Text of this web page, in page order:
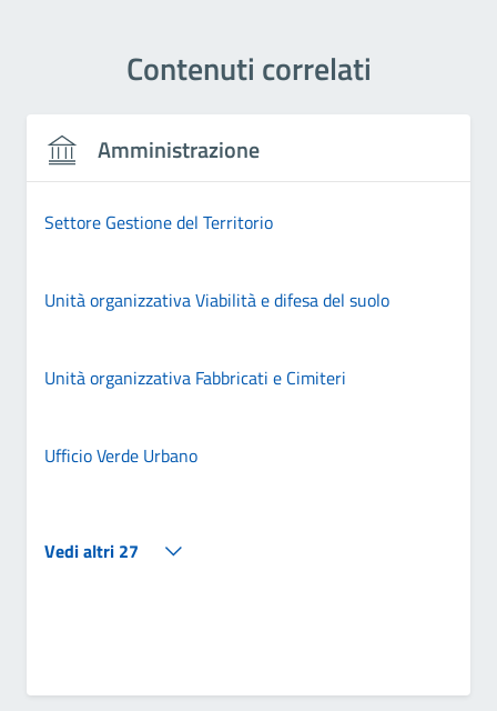
Contenuti correlati
Amministrazione
Settore Gestione del Territorio
Unità organizzativa Viabilità e difesa del suolo
Unità organizzativa Fabbricati e Cimiteri
Ufficio Verde Urbano
Vedi altri 27